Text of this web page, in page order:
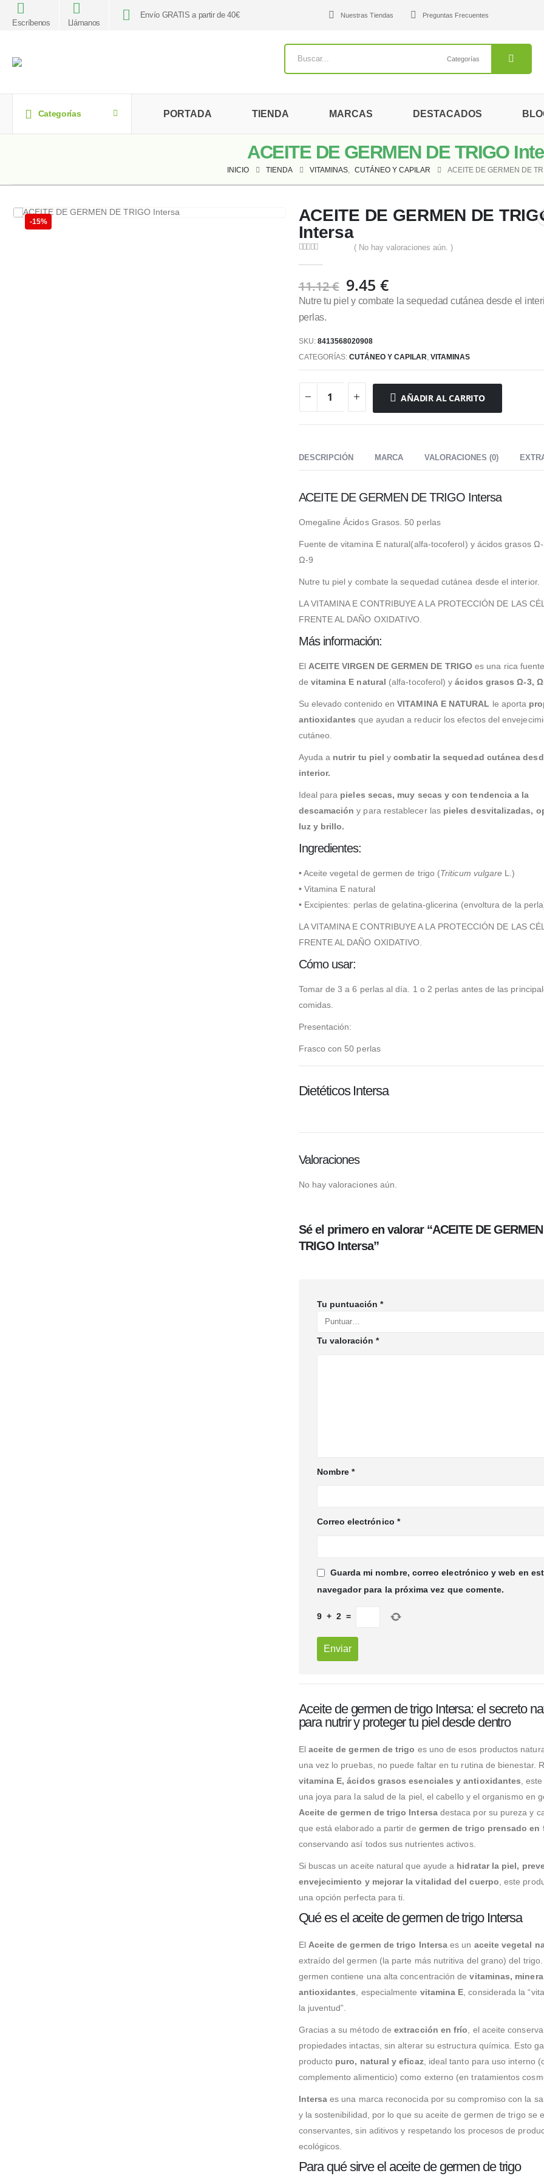
Escríbenos Llámanos
Envío GRATIS a partir de 40€ Nuestras Tiendas Preguntas Frecuentes
Categorías
Categorías PORTADA TIENDA MARCAS DESTACADOS
ACEITE DE GERMEN DE TRIGO
INICIO TIENDA VITAMINAS, CUTÁNEO Y CAPILAR ACEITE DE GERMEN DE
-15%
ACEITE DE GERMEN DE
Intersa
( No hay valoraciones aún. )
11.12€ El
precio
11.12 €.
9.45 €El
precio
Nutre tu piel y combate la sequedad cutánea desde el
perlas.
SKU: 8413568020908
CATEGORÍAS: CUTÁNEO Y CAPILAR, VITAMINAS
AÑADIR AL CARRITO
DESCRIPCIÓN MARCA VALORACIONES (0)
ACEITE DE GERMEN DE TRIGO Intersa
Omegaline Ácidos Grasos. 50 perlas
Fuente de vitamina E natural(alfa-tocoferol) y ácidos grasos
Ω-9
Nutre tu piel y combate la sequedad cutánea desde el interior.
LA VITAMINA E CONTRIBUYE A LA PROTECCIÓN DE LAS
FRENTE AL DAÑO OXIDATIVO.
Más información:
El ACEITE VIRGEN DE GERMEN DE TRIGOes una rica
de vitamina E natural (alfa-tocoferol) yácidos grasos Ω-3,
Su elevado contenido enVITAMINA E NATURAL le aporta
antioxidantes que ayudan a reducir los efectos del
cutáneo.
Ayuda a nutrir tu pielycombatir la sequedad cutánea
interior.
Ideal para pieles secas, muy secas y con tendencia a la
descamación y para restablecer las pieles desvitalizadas,
luz y brillo.
Ingredientes:
• Aceite vegetal de germen de trigo (Triticum vulgare L.)
• Vitamina E natural
• Excipientes: perlas de gelatina-glicerina (envoltura de la
LA VITAMINA E CONTRIBUYE A LA PROTECCIÓN DE LAS
FRENTE AL DAÑO OXIDATIVO.
Cómo usar:
Tomar de 3 a 6 perlas al día. 1 o 2 perlas antes de las
comidas.
Presentación:
Frasco con 50 perlas
Dietéticos Intersa
Valoraciones
No hay valoraciones aún.
Sé el primero en valorar “ACEITE DE
TRIGO Intersa”
Tu puntuación *
Tu valoración*
Nombre *
Correo electrónico *
Guarda mi nombre, correo electrónico y web en
navegador para la próxima vez que comente.
9 + 2 =
Aceite de germen de trigo Intersa: el secreto
para nutrir y proteger tu piel desde dentro
El aceite de germen de trigo es uno de esos productos
una vez lo pruebas, no puede faltar en tu rutina de bienestar.
vitamina E, ácidos grasos esenciales y antioxidantes ,
una joya para la salud de la piel, el cabello y el organismo en
Aceite de germen de trigo Intersadestaca por su pureza y
que está elaborado a partir de germen de trigo prensado en
conservando así todos sus nutrientes activos.
Si buscas un aceite natural que ayude a hidratar la piel,
envejecimiento y mejorar la vitalidad del cuerpo , este
una opción perfecta para ti.
Qué es el aceite de germen de trigo Intersa
El Aceite de germen de trigo Intersa es un aceite vegetal
extraído del germen (la parte más nutritiva del grano) del
germen contiene una alta concentración devitaminas,
antioxidantes , especialmente vitamina E , considerada la
la juventud”.
Gracias a su método deextracción en frío , el aceite
propiedades intactas, sin alterar su estructura química. Esto
producto puro, natural y eficaz, ideal tanto para uso interno
complemento alimenticio) como externo (en tratamientos
Intersa es una marca reconocida por su compromiso con la
y la sostenibilidad, por lo que su aceite de germen de trigo se
conservantes, sin aditivos y respetando los procesos de
ecológicos.
Para qué sirve el aceite de germen de trigo